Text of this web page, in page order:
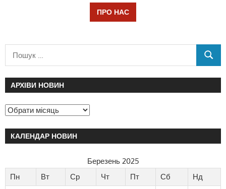
ПРО НАС
АРХІВИ НОВИН
КАЛЕНДАР НОВИН
Березень 2025
Пн
Вт Ср Чт Пт Сб
Нд